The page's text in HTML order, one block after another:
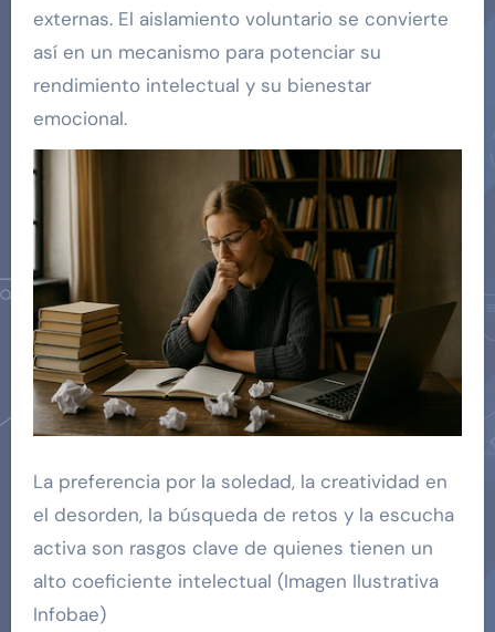
externas. El aislamiento voluntario se convierte
así en un mecanismo para potenciar su
rendimiento intelectual y su bienestar
emocional.
La preferencia por la soledad, la creatividad en
el desorden, la búsqueda de retos y la escucha
activa son rasgos clave de quienes tienen un
alto coeficiente intelectual (Imagen Ilustrativa
Infobae)